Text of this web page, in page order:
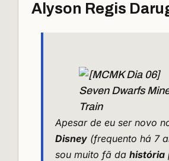
Alyson Regis
Apesar de eu ser novo
Disney (frequento há 7
sou muito fã da história